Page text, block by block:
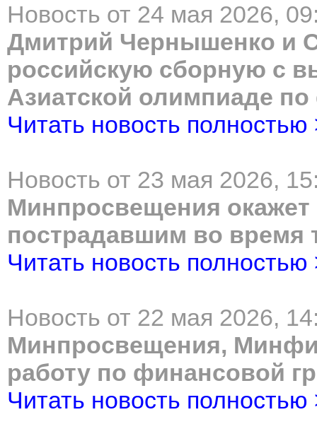
Новость от 24 мая 2026,
Дмитрий Чернышенко и
российскую сборную с
Азиатской олимпиаде
Читать новость полностью
Новость от 23 мая 2026,
Минпросвещения
пострадавшим во время
Читать новость полностью
Новость от 22 мая 2026,
Минпросвещения,
работу по финансовой
Читать новость полностью